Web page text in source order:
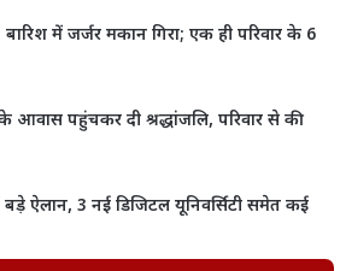
बारिश में जर्जर मकान गिरा; एक ही परिवार के 6
आवास पहुंचकर दी श्रद्धांजलि, परिवार से की
ऐलान, 3 नई डिजिटल यूनिवर्सिटी समेत कई